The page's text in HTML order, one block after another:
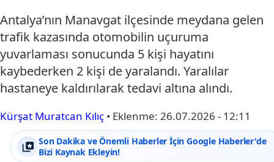
Antalya’nın Manavgat ilçesinde meydana gelen
trafik kazasında otomobilin uçuruma
yuvarlaması sonucunda 5 kişi hayatını
kaybederken 2 kişi de yaralandı. Yaralılar
hastaneye kaldırılarak tedavi altına alındı.
Kürşat Muratcan Kılıç • Eklenme: 26.07.2026 - 12:11
Son Dakika ve Önemli Haberler İçin Google Haberler'de
Bizi Kaynak Ekleyin!